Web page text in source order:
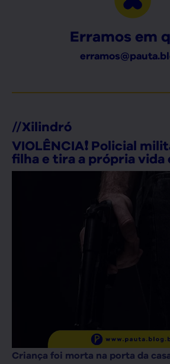
Erramos em
//Xilindró
VIOLÊNCIA❗ Policial
filha e tira a própria vida
Criança foi morta na porta da